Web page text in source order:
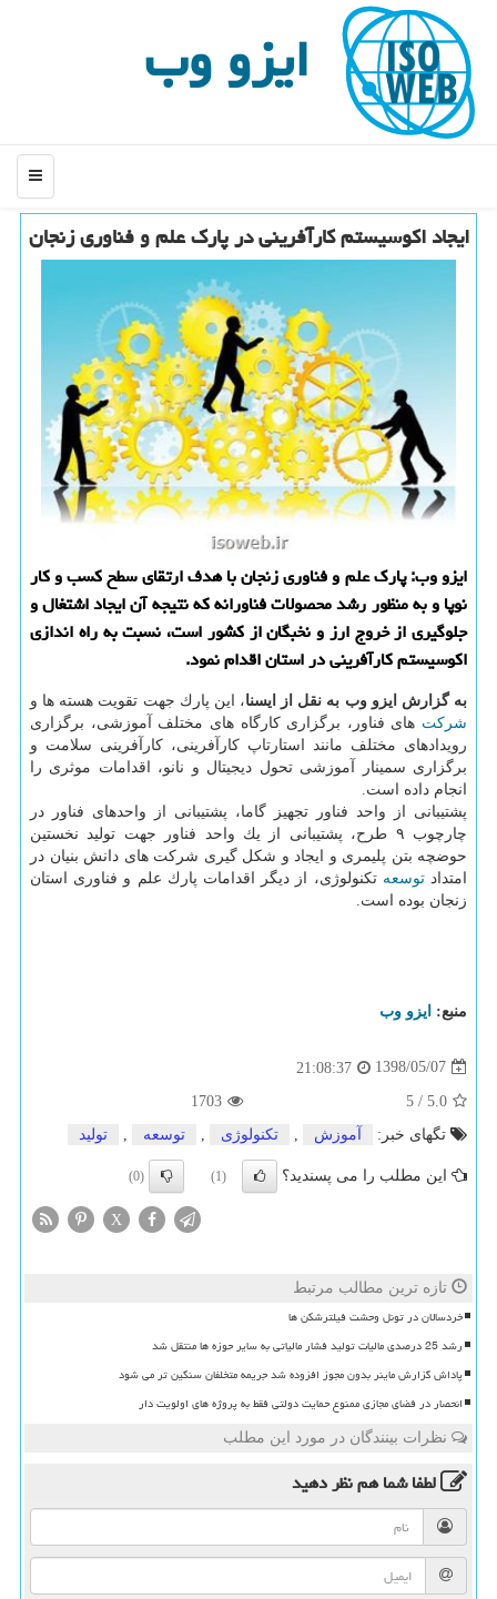
ایزو وب
منو
ایجاد اكوسیستم كارآفرینی در پارك علم و فناوری زنجان
ایزو وب: پارك علم و فناوری زنجان با هدف ارتقای سطح كسب و كار
نوپا و به منظور رشد محصولات فناورانه كه نتیجه آن ایجاد اشتغال و
جلوگیری از خروج ارز و نخبگان از كشور است، نسبت به راه اندازی
اكوسیستم كارآفرینی در استان اقدام نمود.
به گزارش ایزو وب به نقل از ایسنا، این پارك جهت تقویت هسته ها و
شركت های فناور، برگزاری كارگاه های مختلف آموزشی، برگزاری
رویدادهای مختلف مانند استارتاپ كارآفرینی، كارآفرینی سلامت و
برگزاری سمینار آموزشی تحول دیجیتال و نانو، اقدامات موثری را
انجام داده است.
پشتیبانی از واحد فناور تجهیز گاما، پشتیبانی از واحدهای فناور در
چارچوب ۹ طرح، پشتیبانی از یك واحد فناور جهت تولید نخستین
حوضچه بتن پلیمری و ایجاد و شكل گیری شركت های دانش بنیان در
امتدادتوسعه تكنولوژی، از دیگر اقدامات پارك علم و فناوری استان
زنجان بوده است.
منبع: ایزو وب
1398/05/07
21:08:37
5.0
/
5
1703
تگهای خبر:
آموزش , تكنولوژی , توسعه , تولید
این مطلب را می پسندید؟ (1)
(0)
X
تازه ترین مطالب مرتبط
خردسالان در تونل وحشت فیلترشکن ها
رشد 25 درصدی مالیات تولید فشار مالیاتی به سایر حوزه ها منتقل شد
پاداش گزارش ماینر بدون مجوز افزوده شد جریمه متخلفان سنگین تر می شود
انحصار در فضای مجازی ممنوع حمایت دولتی فقط به پروژه های اولویت دار
نظرات بینندگان در مورد این مطلب
لطفا شما همنظر دهید